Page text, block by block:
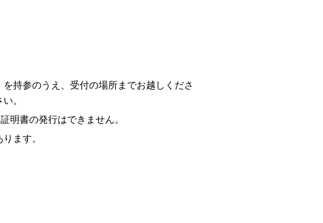
持参のうえ、受付の場所までお越しくださ
。
書の発行はできません。
ます。